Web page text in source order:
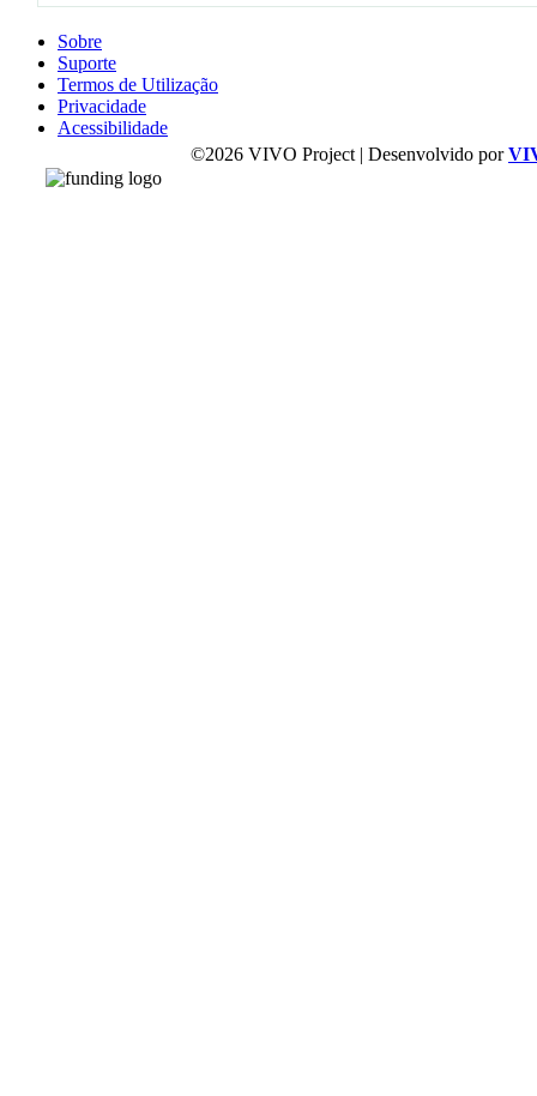
Sobre
Suporte
Termos de Utilização
Privacidade
Acessibilidade
©2026 VIVO Project | Desenvolvido por